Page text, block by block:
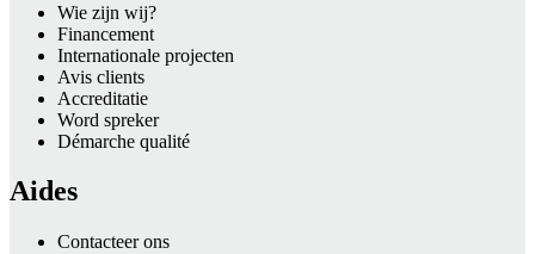
Wie zijn wij?
Financement
Internationale projecten
Avis clients
Accreditatie
Word spreker
Démarche qualité
Aides
Contacteer ons